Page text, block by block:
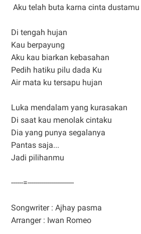
Aku telah buta karna cinta dustamu
Di tengah hujan
Kau berpayung
Aku kau biarkan kebasahan
Pedih hatiku pilu dada Ku
Air mata ku tersapu hujan
Luka mendalam yang kurasakan
Di saat kau menolak cintaku
Dia yang punya segalanya
Pantas saja...
Jadi pilihanmu
------=-----------------------
Songwriter : Ajhay pasma
Arranger : Iwan Romeo